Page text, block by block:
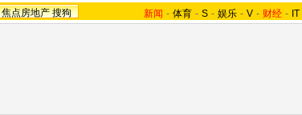
焦点房地产 搜狗 新闻 - 体育 - S - 娱乐 - V - 财经 - IT